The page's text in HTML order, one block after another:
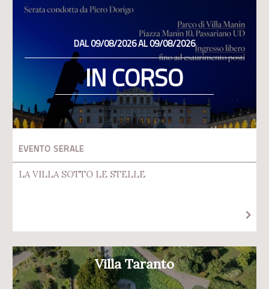
DAL 09/08/2026 AL 09/08/2026
IN CORSO
EVENTO SERALE
LA VILLA SOTTO LE STELLE
Villa Taranto